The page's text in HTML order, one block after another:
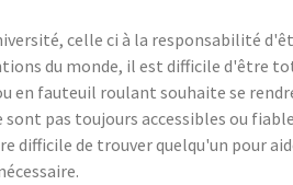
celle ci à la responsabilité
du monde, il est difficile d'être
en fauteuil roulant souhaite se
pas toujours accessibles ou
difficile de trouver quelqu'un pour